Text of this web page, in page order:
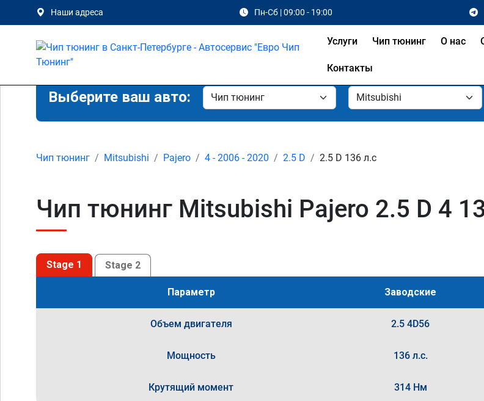
Наши адреса Пн-Сб | 09:00 - 19:00
Услуги Чип тюнинг О нас
Контакты
Выберите ваш авто:
Чип тюнинг Mitsubishi Pajero 4 - 2006 - 2020 2.5 D 2.5 D 136 л.с
Чип тюнинг Mitsubishi Pajero 2.5 D 4
Stage 1 Stage 2
Параметр Заводские
Объем двигателя 2.5 4D56
Мощность 136 л.с.
Крутящий момент 314 Нм